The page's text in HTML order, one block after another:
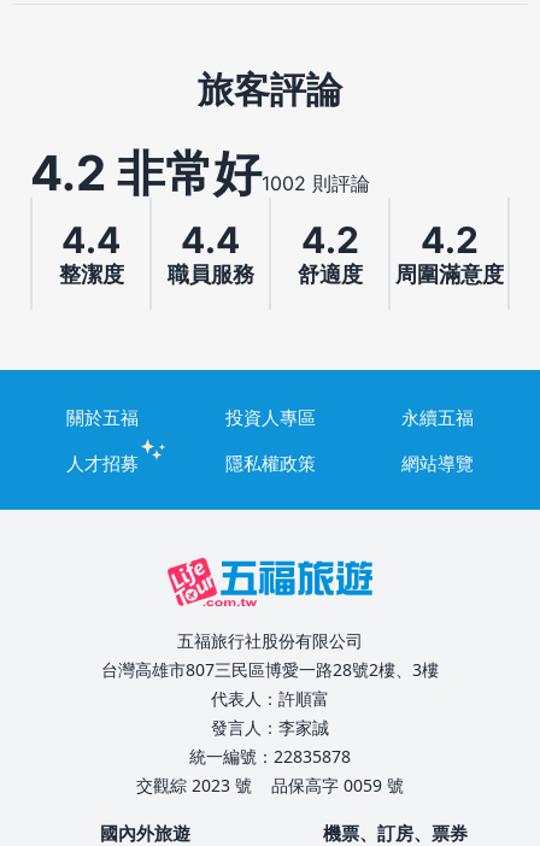
旅客評論
4.2 非常好1002 則評論
4.4
整潔度
4.4
職員服務
4.2
舒適度
4.2
周圍滿意度
關於五福 投資人專區
永續五福
人才招募
隱私權政策 網站導覽
五福旅行社股份有限公司
台灣高雄市807三民區博愛一路28號2樓、3樓
代表人：許順富
發言人：李家誠
統一編號：22835878
交觀綜 2023 號
品保高字 0059 號
國內外旅遊 機票、訂房、票券